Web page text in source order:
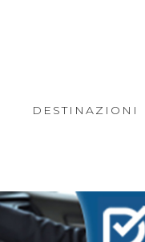
DESTINAZIONI